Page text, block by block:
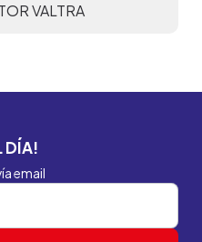
VALTRA
DÍA!
email